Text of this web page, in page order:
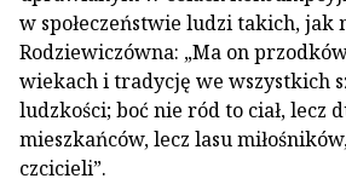
w społeczeństwie ludzi takich, jak
Rodziewiczówna: „Ma on
wiekach i tradycję we wszystkich
ludzkości; boć nie ród to ciał, lecz
mieszkańców, lecz lasu
czcicieli”.